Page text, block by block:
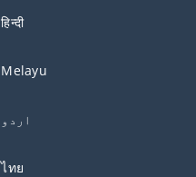
हिन्दी
Melayu
اردو
ไทย